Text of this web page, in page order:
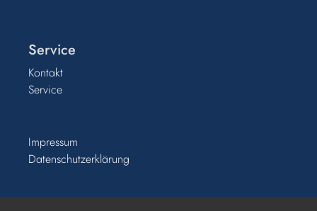
Service
Kontakt
Service
Impressum
Datenschutzerklärung